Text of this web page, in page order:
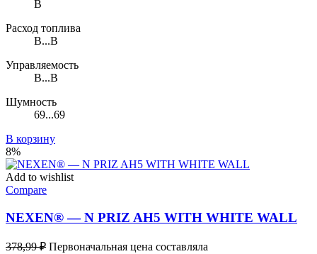
B
Расход топлива
B...B
Управляемость
B...B
Шумность
69...69
В корзину
8%
Add to wishlist
Compare
NEXEN® — N PRIZ AH5 WITH WHITE WALL
378,99₽ Первоначальная цена составляла